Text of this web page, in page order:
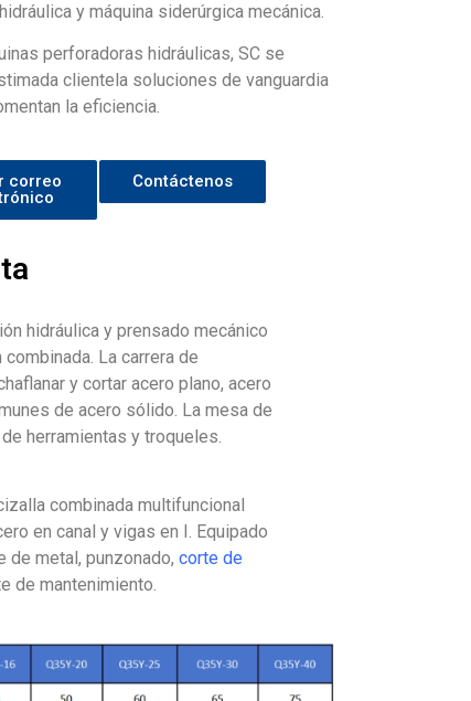
y máquina siderúrgica mecánica.
perforadoras hidráulicas, SC se
clientela soluciones de vanguardia
la eficiencia.
correo
Contáctenos
hidráulica y prensado mecánico
La carrera de
y cortar acero plano, acero
de acero sólido. La mesa de
herramientas y troqueles.
combinada multifuncional
en canal y vigas en I. Equipado
de metal, punzonado, corte de
de mantenimiento.